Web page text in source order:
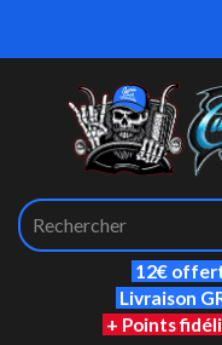
12€
Livraison
+ Points